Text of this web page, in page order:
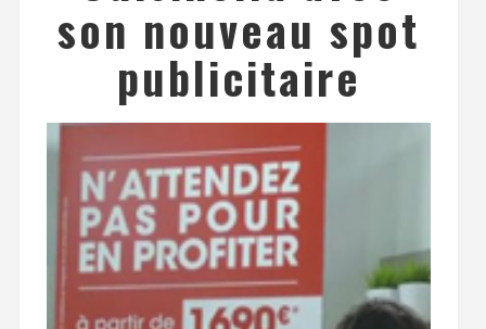
son nouveau spot
publicitaire